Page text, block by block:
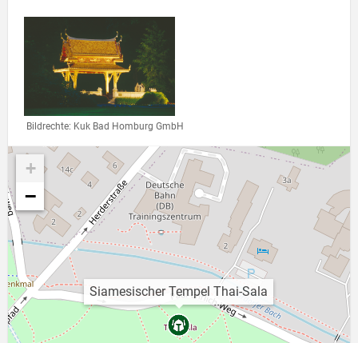
Link zur Großansicht eines Stimmungsbildes
Bildrechte: Kuk Bad Homburg GmbH
Siamesischer Tempel Thai-Sala
+
−